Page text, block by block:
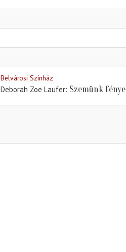
Belvárosi Színház
Deborah Zoe Laufer Szemünk fénye